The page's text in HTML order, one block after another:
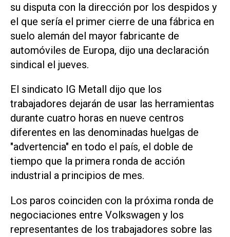
su disputa con la dirección por los despidos y
el que sería el primer cierre de una fábrica en
suelo alemán del mayor fabricante de
automóviles de Europa, dijo una declaración
sindical el jueves.
El sindicato IG Metall dijo que los
trabajadores dejarán de usar las herramientas
durante cuatro horas en nueve centros
diferentes en las denominadas huelgas de
"advertencia" en todo el país, el doble de
tiempo que la primera ronda de acción
industrial a principios de mes.
Los paros coinciden con la próxima ronda de
negociaciones entre Volkswagen y los
representantes de los trabajadores sobre las